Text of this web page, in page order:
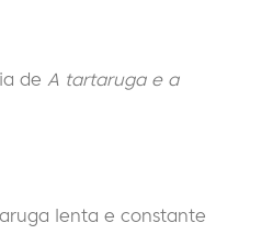
de A tartaruga e a
lenta e constante